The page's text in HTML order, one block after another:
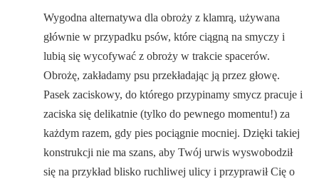
Wygodna alternatywa dla obroży z klamrą, używana
głównie w przypadku psów, które ciągną na smyczy i
lubią się wycofywać z obroży w trakcie spacerów.
Obrożę, zakładamy psu przekładając ją przez głowę.
Pasek zaciskowy, do którego przypinamy smycz pracuje i
zaciska się delikatnie (tylko do pewnego momentu!) za
każdym razem, gdy pies pociągnie mocniej. Dzięki takiej
konstrukcji nie ma szans, aby Twój urwis wyswobodził
się na przykład blisko ruchliwej ulicy i przyprawił Cię o